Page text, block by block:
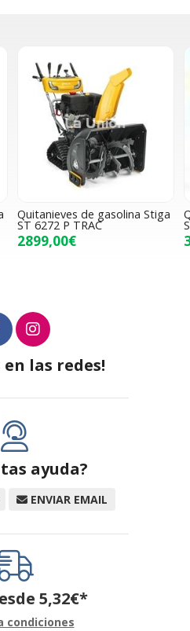
Quitanieves de gasolina Stiga
ST 6272 P TRAC
2899,00€
en las redes!
ayuda?
ENVIAR EMAIL
5,32€*
condiciones